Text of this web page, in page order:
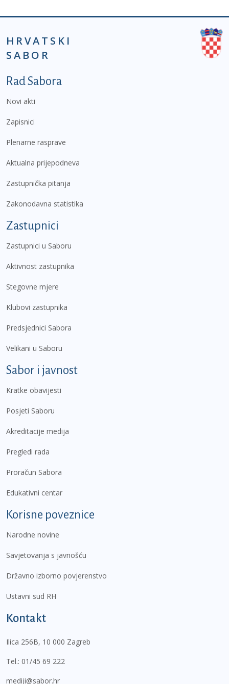
HRVATSKI
SABOR
Podnožje prvi izbornik
Rad Sabora
Novi akti
Zapisnici
Plenarne rasprave
Aktualna prijepodneva
Zastupnička pitanja
Zakonodavna statistika
Zastupnici
Zastupnici u Saboru
Aktivnost zastupnika
Stegovne mjere
Klubovi zastupnika
Predsjednici Sabora
Velikani u Saboru
Sabor i javnost
Kratke obavijesti
Posjeti Saboru
Akreditacije medija
Pregledi rada
Proračun Sabora
Edukativni centar
Korisne poveznice
Narodne novine
Savjetovanja s javnošću
Državno izborno povjerenstvo
Ustavni sud RH
Kontakt
Ilica 256B, 10 000 Zagreb
Tel.: 01/45 69 222
mediji@sabor.hr